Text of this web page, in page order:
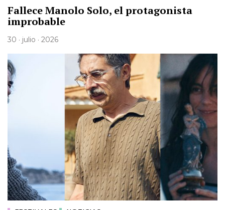
Fallece Manolo Solo, el protagonista
improbable
30 · julio · 2026